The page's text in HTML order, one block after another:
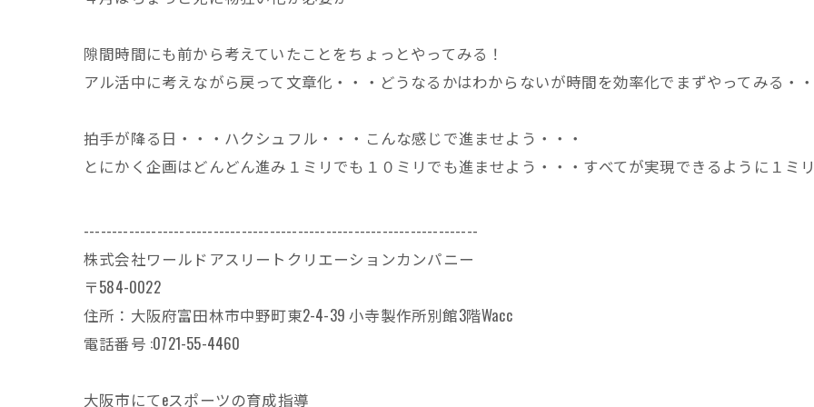
隙間時間にも前から考えていたことをちょっとやってみる！
アル活中に考えながら戻って文章化・・・どうなるかはわからないが時間を効率化でまずやってみる・・
拍手が降る日・・・ハクシュフル・・・こんな感じで進ませよう・・・
とにかく企画はどんどん進み１ミリでも１０ミリでも進ませよう・・・すべてが実現できるように１ミ
----------------------------------------------------------------------
株式会社ワールドアスリートクリエーションカンパニー
〒584-0022
住所：大阪府富田林市中野町東2-4-39 小寺製作所別館3階Wacc
電話番号 :0721-55-4460
大阪市にてeスポーツの育成指導